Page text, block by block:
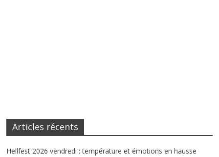
Articles récents
Hellfest 2026 vendredi : température et émotions en hausse